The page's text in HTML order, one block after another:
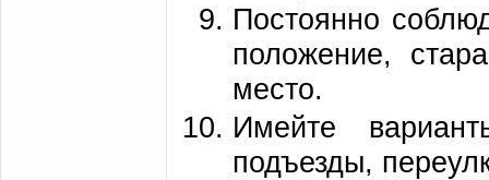
Постоянно
положение,
место.
Имейте
подъезды,